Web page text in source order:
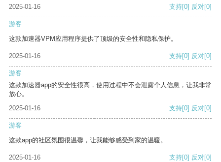
2025-01-16
支持[0] 反对[0]
游客
这款加速器VPM应用程序提供了顶级的安全性和隐私保护。
2025-01-16 支持[0] 反对[0]
游客
这款加速器app的安全性很高，使用过程中不会泄露个人信息，让我非常
放心。
2025-01-16
支持[0] 反对[0]
游客
这款app的社区氛围很温馨，让我能够感受到家的温暖。
2025-01-16 支持[0] 反对[0]